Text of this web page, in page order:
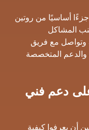
أساسيًا من روتين
المشاكل
وتواصل مع فريق
المتخصصة
دعم فني
أن يعرفوا كيفية